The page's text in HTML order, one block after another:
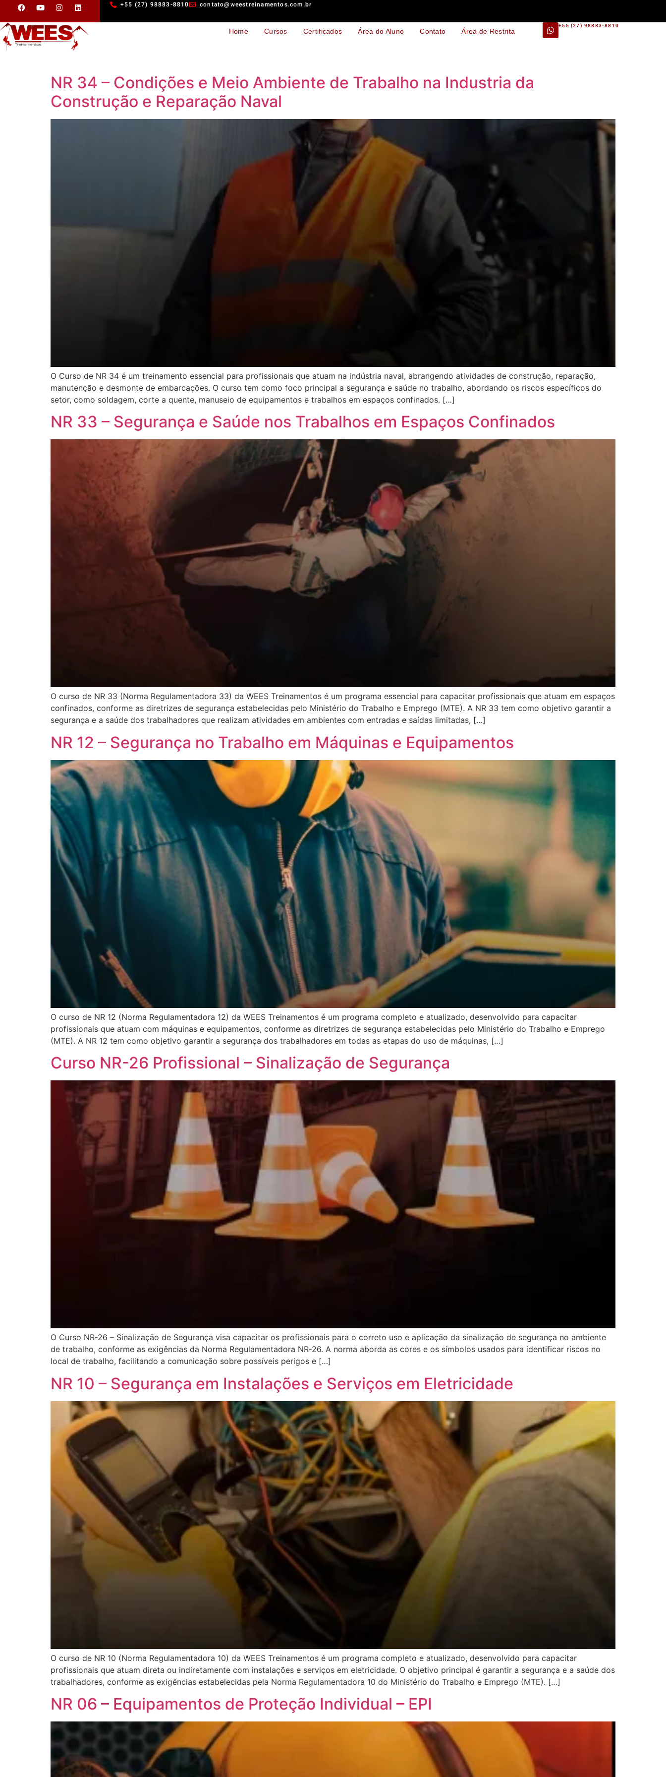
+55 (27) 98883-8810 contato@weestreinamentos.com.br
Home Cursos Certificados Área do Aluno Contato Área de Restrita
+55 (27) 98883-8810
NR 34 – Condições e Meio Ambiente de Trabalho na Industria da
Construção e Reparação Naval
O Curso de NR 34 é um treinamento essencial para profissionais que atuam na indústria naval, abrangendo atividades de construção, reparação,
manutenção e desmonte de embarcações. O curso tem como foco principal a segurança e saúde no trabalho, abordando os riscos específicos do
setor, como soldagem, corte a quente, manuseio de equipamentos e trabalhos em espaços confinados. […]
NR 33 – Segurança e Saúde nos Trabalhos em Espaços Confinados
O curso de NR 33 (Norma Regulamentadora 33) da WEES Treinamentos é um programa essencial para capacitar profissionais que atuam em espaços
confinados, conforme as diretrizes de segurança estabelecidas pelo Ministério do Trabalho e Emprego (MTE). A NR 33 tem como objetivo garantir a
segurança e a saúde dos trabalhadores que realizam atividades em ambientes com entradas e saídas limitadas, […]
NR 12 – Segurança no Trabalho em Máquinas e Equipamentos
O curso de NR 12 (Norma Regulamentadora 12) da WEES Treinamentos é um programa completo e atualizado, desenvolvido para capacitar
profissionais que atuam com máquinas e equipamentos, conforme as diretrizes de segurança estabelecidas pelo Ministério do Trabalho e Emprego
(MTE). A NR 12 tem como objetivo garantir a segurança dos trabalhadores em todas as etapas do uso de máquinas, […]
Curso NR-26 Profissional – Sinalização de Segurança
O Curso NR-26 – Sinalização de Segurança visa capacitar os profissionais para o correto uso e aplicação da sinalização de segurança no ambiente
de trabalho, conforme as exigências da Norma Regulamentadora NR-26. A norma aborda as cores e os símbolos usados para identificar riscos no
local de trabalho, facilitando a comunicação sobre possíveis perigos e […]
NR 10 – Segurança em Instalações e Serviços em Eletricidade
O curso de NR 10 (Norma Regulamentadora 10) da WEES Treinamentos é um programa completo e atualizado, desenvolvido para capacitar
profissionais que atuam direta ou indiretamente com instalações e serviços em eletricidade. O objetivo principal é garantir a segurança e a saúde dos
trabalhadores, conforme as exigências estabelecidas pela Norma Regulamentadora 10 do Ministério do Trabalho e Emprego (MTE). […]
NR 06 – Equipamentos de Proteção Individual – EPI